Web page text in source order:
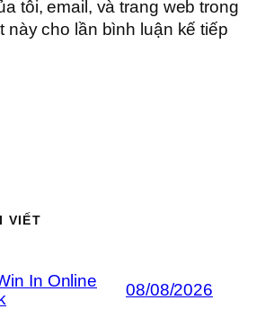
tôi, email, và trang web trong
này cho lần bình luận kế tiếp
VIẾT
In Online
08/08/2026